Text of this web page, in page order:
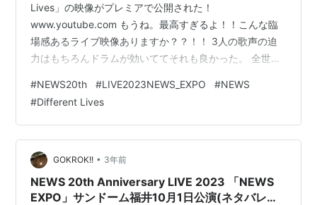
Lives」の映像がプレミアで公開された！
www.youtube.com もうね。最高すぎるよ！！こんな臨
場感あるライブ映像ありますか？？！！ 3人の歌声の迫
力はもちろんドラムが効いててそれも良かった。 全世
とライブ後、こんなに早く映像を公開してくれてありが
とうね。
#NEWS20th #LIVE2023NEWS_EXPO #NEWS
#Different Lives
GOKROK!! • 3年前
NEWS 20th Anniversary LIVE 2023 「NEWS
EXPO」サンドーム福井10月1日公演(ネタバレあ